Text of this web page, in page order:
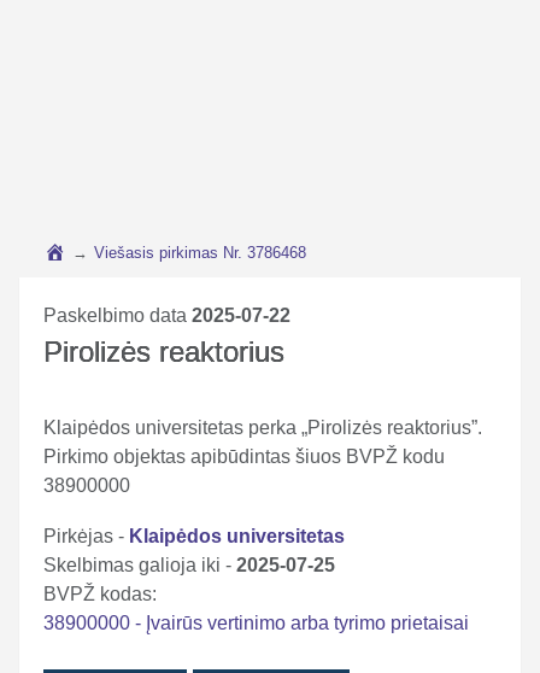
→ Viešasis pirkimas Nr. 3786468
Paskelbimo data 2025-07-22
Pirolizės reaktorius
Klaipėdos universitetas perka „Pirolizės reaktorius”.
Pirkimo objektas apibūdintas šiuos BVPŽ kodu
38900000
Pirkėjas - Klaipėdos universitetas
Skelbimas galioja iki - 2025-07-25
BVPŽ kodas:
38900000 - Įvairūs vertinimo arba tyrimo prietaisai